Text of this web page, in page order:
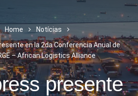
Home
Notícias
en la 2da Conferencia Anual de
– African Logistics Alliance
presente